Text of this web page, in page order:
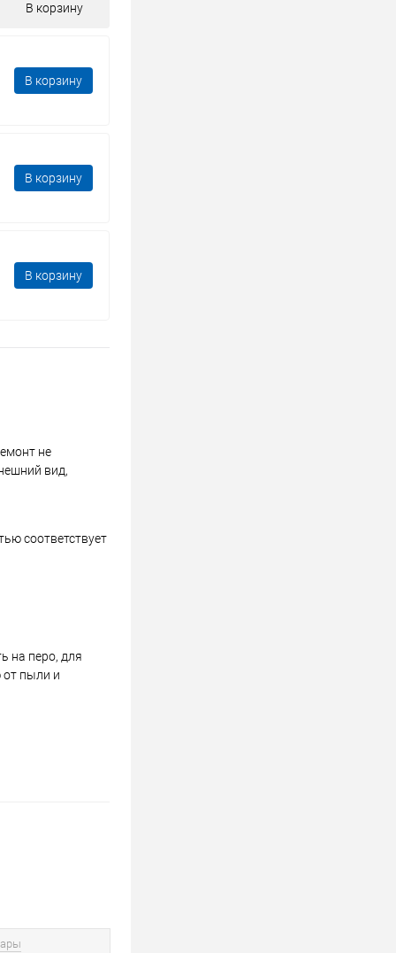
В корзину
В корзину
В корзину
В корзину
не
вид,
соответствует
на перо, для
от пыли и